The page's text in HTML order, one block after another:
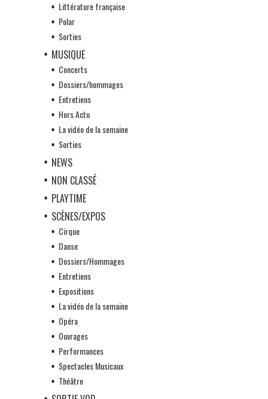
Littérature française
Polar
Sorties
MUSIQUE
Concerts
Dossiers/hommages
Entretiens
Hors Actu
La vidéo de la semaine
Sorties
NEWS
NON CLASSÉ
PLAYTIME
SCÈNES/EXPOS
Cirque
Danse
Dossiers/Hommages
Entretiens
Expositions
La vidéo de la semaine
Opéra
Ouvrages
Performances
Spectacles Musicaux
Théâtre